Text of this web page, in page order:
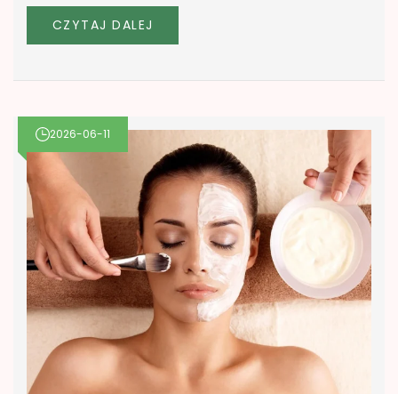
CZYTAJ DALEJ
2026-06-11